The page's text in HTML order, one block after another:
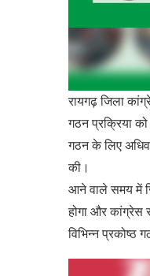
रायगढ़ जिला
गठन प्रक्रिया
गठन के लिए
की।
आने वाले समय में
होगा और कांग्रेस
विभिन्न प्रकोष्ठ